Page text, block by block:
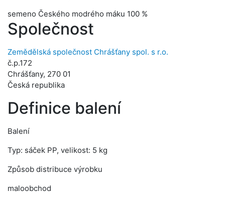
semeno Českého modrého máku 100 %
Společnost
Zemědělská společnost Chrášťany spol. s r.o.
č.p.172
Chrášťany, 270 01
Česká republika
Definice balení
Balení
Typ: sáček PP, velikost: 5 kg
Způsob distribuce výrobku
maloobchod